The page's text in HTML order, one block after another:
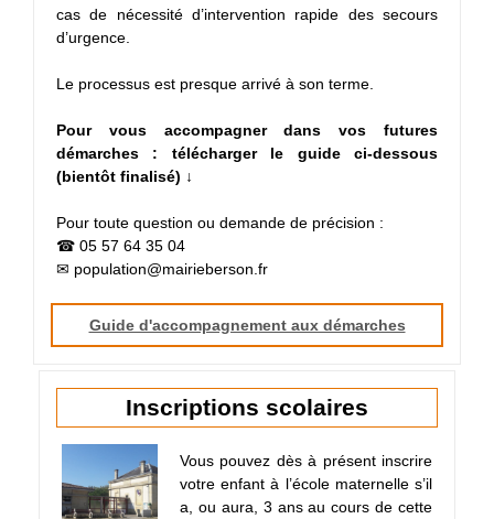
cas de nécessité d’intervention rapide des secours
d’urgence.
Le processus est presque arrivé à son terme.
Pour vous accompagner dans vos futures
démarches : télécharger le guide ci-dessous
(bientôt finalisé) ↓
Pour toute question ou demande de précision :
☎ 05 57 64 35 04
✉ population@mairieberson.fr
Guide d'accompagnement aux démarches
Inscriptions scolaires
Vous pouvez dès à présent inscrire
votre enfant à l’école maternelle s’il
a, ou aura, 3 ans au cours de cette